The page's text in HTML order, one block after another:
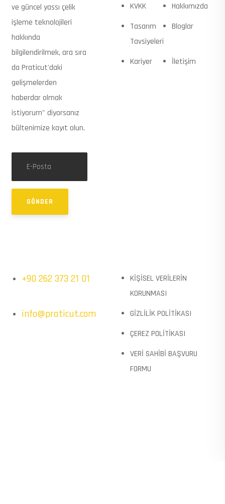
ve güncel yassı çelik
işleme teknolojileri
hakkında
bilgilendirilmek, ara sıra
da Praticut'daki
gelişmelerden
haberdar olmak
istiyorum" diyorsanız
bültenimize kayıt olun.
GÖNDER
KVKK
Hakkımızda
Tasarım
Tavsiyeleri
Bloglar
Kariyer İletişim
+90 262 373 21 01
info@praticut.com
KİŞİSEL VERİLERİN
KORUNMASI
GİZLİLİK POLİTİKASI
ÇEREZ POLİTİKASI
VERİ SAHİBİ BAŞVURU
FORMU